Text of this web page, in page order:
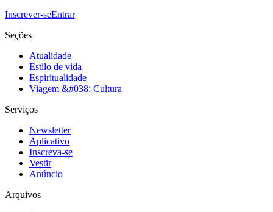
Inscrever-seEntrar
Seções
Atualidade
Estilo de vida
Espiritualidade
Viagem &#038; Cultura
Serviços
Newsletter
Aplicativo
Inscreva-se
Vestir
Anúncio
Arquivos